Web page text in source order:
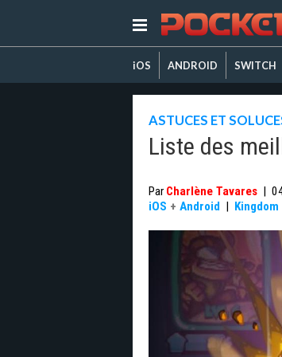
iOS ANDROID SWITCH
ASTUCES ET
Liste des
Par Charlène Tavares |
iOS + Android |